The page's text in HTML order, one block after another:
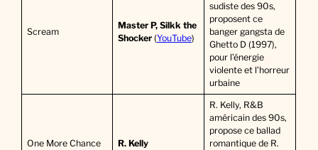
Scream
Master P, Silkk the
Shocker(YouTube)
sudiste des 90s,
proposent ce
banger gangsta de
Ghetto D (1997),
pour l’énergie
violente et l’horreur
urbaine
One More Chance R. Kelly
R. Kelly, R&B
américain des 90s,
propose ce ballad
romantique de R.